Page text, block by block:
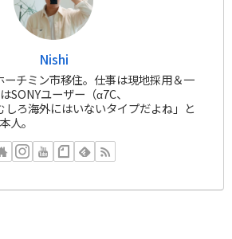
Nishi
チミン市移住。仕事は現地採用＆一
SONYユーザー（α7C、
しろ海外にはいないタイプだよね」と
人。